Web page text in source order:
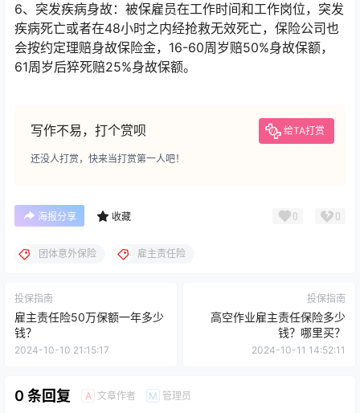
6、突发疾病身故：被保雇员在工作时间和工作岗位，突发
疾病死亡或者在48小时之内经抢救无效死亡，保险公司也
会按约定理赔身故保险金，16-60周岁赔50%身故保额，
61周岁后猝死赔25%身故保额。
写作不易，打个赏呗 给TA打赏
还没人打赏，快来当打赏第一人吧！
海报分享 收藏 0 0
团体意外保险 雇主责任险
投保指南
雇主责任险50万保额一年多少
钱？
2024-10-10 21:15:17
投保指南
高空作业雇主责任保险多少
钱？哪里买？
2024-10-11 14:52:11
0 条回复 A 文章作者 M 管理员